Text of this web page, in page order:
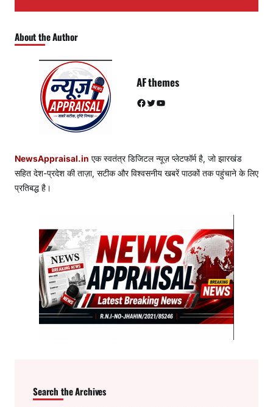
About the Author
AF themes
Facebook Twitter YouTube
NewsAppraisal.in एक स्वतंत्र डिजिटल न्यूज़ प्लेटफॉर्म है, जो झारखंड
सहित देश-प्रदेश की ताज़ा, सटीक और विश्वसनीय खबरें पाठकों तक पहुंचाने के लिए
प्रतिबद्ध है।
Search the Archives